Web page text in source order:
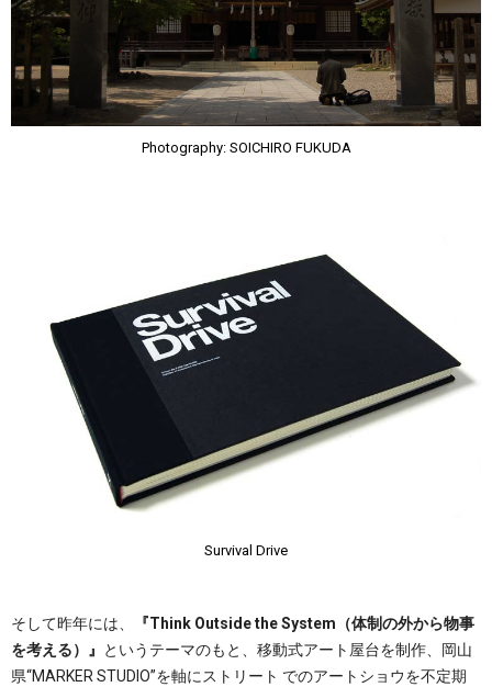
Photography: SOICHIRO FUKUDA
Survival Drive
そして昨年には、
『Think Outside the System（体制の外から物事
を考える）』
というテーマのもと、移動式アート屋台を制作、岡山
県“MARKER STUDIO”を軸にストリート でのアートショウを不定期